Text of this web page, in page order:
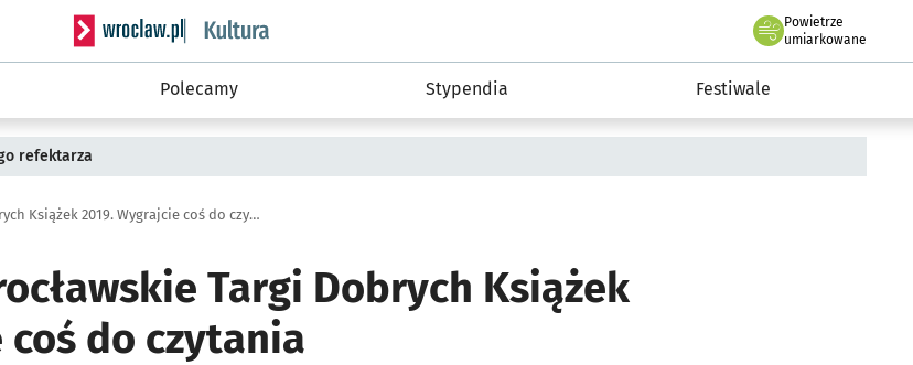
Serwis informacyjny wroclaw.pl podserwis: Kultura
Powietrze
we Wrocławiu
umiarkowane
Polecamy Stypendia Festiwale
refektarza
Konkursy na Wrocławskie Targi Dobrych Książek 2019. Wygrajcie coś do czytania
Targi Dobrych Książek
coś do czytania